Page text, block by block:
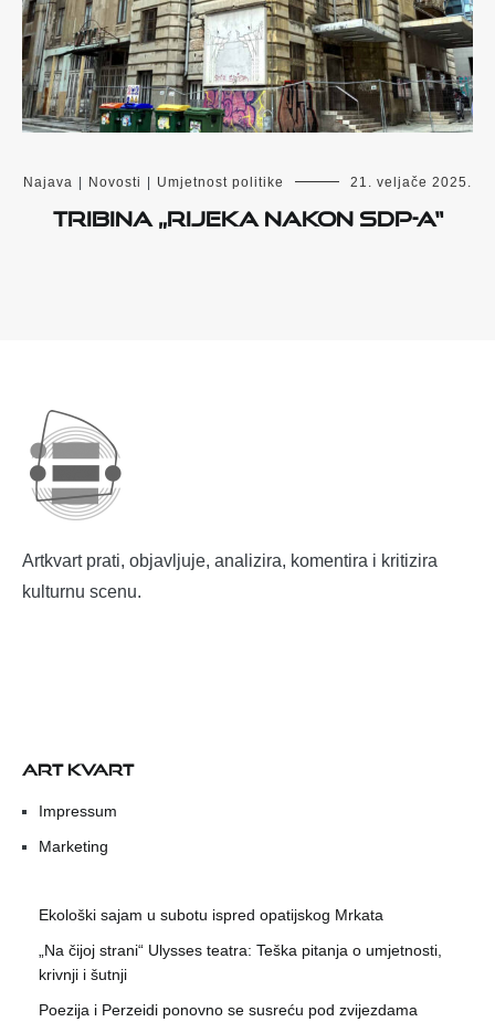
Najava Novosti Umjetnost politike 21. veljače 2025.
Tribina „Rijeka nakon SDP-a“
Artkvart prati, objavljuje, analizira, komentira i kritizira
kulturnu scenu.
ART KVART
Impressum
Marketing
Ekološki sajam u subotu ispred opatijskog Mrkata
„Na čijoj strani“ Ulysses teatra: Teška pitanja o umjetnosti,
krivnji i šutnji
Poezija i Perzeidi ponovno se susreću pod zvijezdama